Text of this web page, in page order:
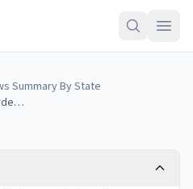
Summary By State
Leyes de Luisiana sobre Mordeduras de Perro: Responsabilidad y Derechos de la Víctima